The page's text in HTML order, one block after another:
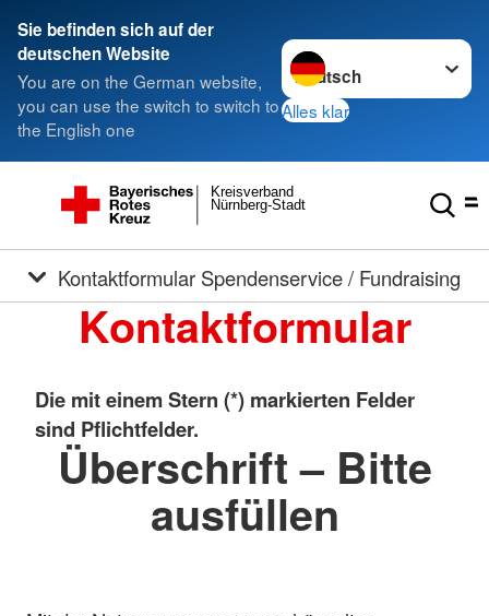
Sie befinden sich auf der
deutschen Website
You are on the German website,
you can use the switch to switch to
the English one
Sprache wechseln zu
Alles klar
Nürnberg-Stadt
Kreisverband
Kontaktformular Spendenservice / Fundraising
Kontaktformular
Die mit einem Stern (*) markierten Felder
sind Pflichtfelder.
Überschrift – Bitte
ausfüllen